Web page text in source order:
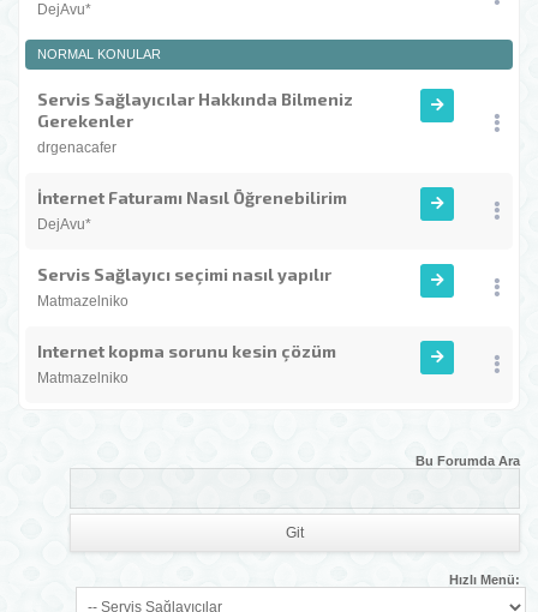
DejAvu*
NORMAL KONULAR
Servis Sağlayıcılar Hakkında Bilmeniz
Gerekenler
drgenacafer
İnternet Faturamı Nasıl Öğrenebilirim
DejAvu*
Servis Sağlayıcı seçimi nasıl yapılır
Matmazelniko
Internet kopma sorunu kesin çözüm
Matmazelniko
Bu Forumda Ara
Hızlı Menü: